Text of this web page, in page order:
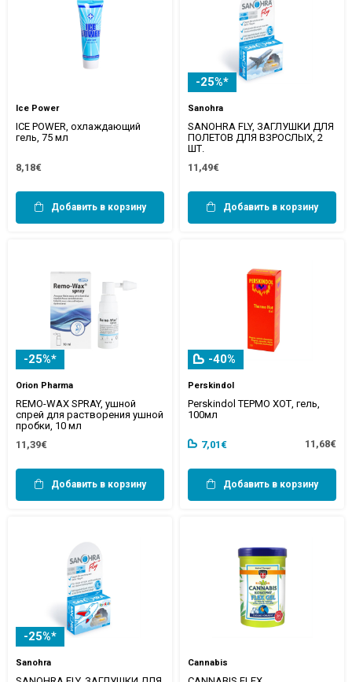
Ice Power
ICE POWER, охлаждающий
гель, 75 мл
8,18€
Добавить в корзину
-25%*
Sanohra
SANOHRA FLY, ЗАГЛУШКИ ДЛЯ
ПОЛЕТОВ ДЛЯ ВЗРОСЛЫХ, 2
ШТ.
11,49€
Добавить в корзину
-25%*
Orion Pharma
REMO-WAX SPRAY, ушной
спрей для растворения ушной
пробки, 10 мл
11,39€
Добавить в корзину
-40%
Perskindol
Perskindol ТЕРМО ХОТ, гель,
100мл
7,01€ 11,68€
Добавить в корзину
-25%*
Sanohra Cannabis